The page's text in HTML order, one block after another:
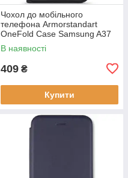
Чохол до мобільного
телефона Armorstandart
OneFold Case Samsung A37
5G Black (ARM89718)
В наявності
409 ₴
Купити